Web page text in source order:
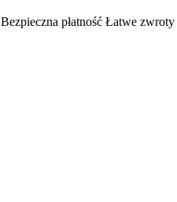
Bezpieczna płatność Łatwe zwroty